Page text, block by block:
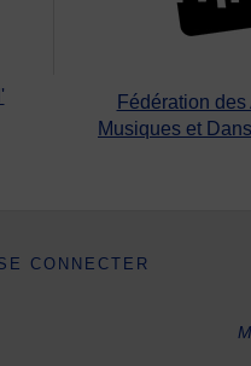
Fédération
Musiques et
CONNECTER